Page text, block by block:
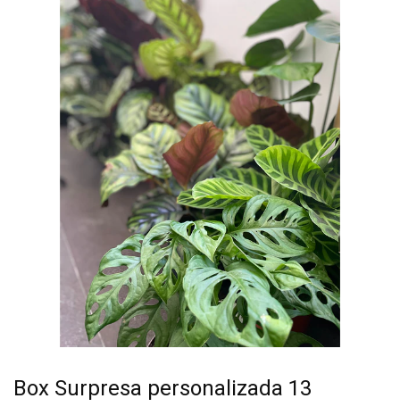
Box Surpresa personalizada 13